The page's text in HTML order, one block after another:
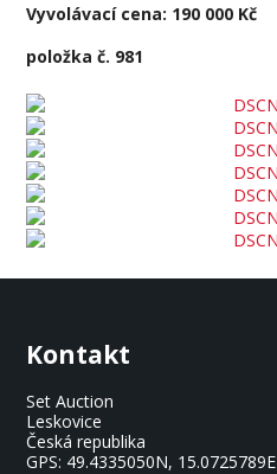
Vyvolávací cena: 190 000 Kč
položka č. 981
Kontakt
Set Auction
Leskovice
Česká republika
GPS: 49.4335050N, 15.0725789E